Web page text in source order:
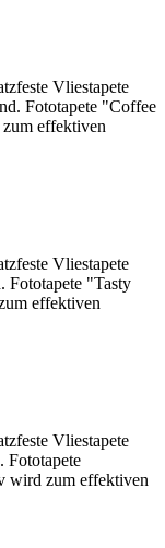
Vliestapete
Fototapete "Coffee
effektiven
Vliestapete
Fototapete "Tasty
effektiven
Vliestapete
Fototapete
wird zum effektiven